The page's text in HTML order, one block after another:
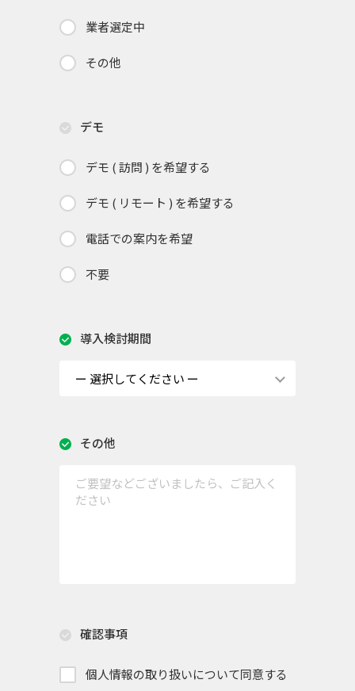
業者選定中
その他
デモ
デモ ( 訪問 ) を希望する
デモ ( リモート ) を希望する
電話での案内を希望
不要
導入検討期間
その他
確認事項
個人情報の取り扱いについて同意する